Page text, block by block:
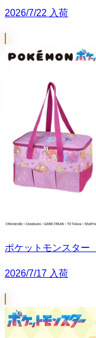
2026/7/22 入荷
ポケットモンスタ
2026/7/17 入荷